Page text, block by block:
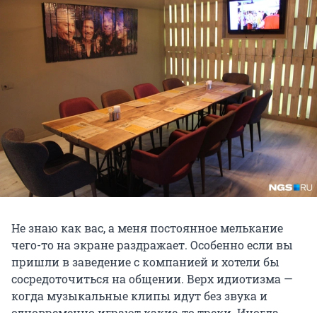
Не знаю как вас, а меня постоянное мелькание
чего-то на экране раздражает. Особенно если вы
пришли в заведение с компанией и хотели бы
сосредоточиться на общении. Верх идиотизма —
когда музыкальные клипы идут без звука и